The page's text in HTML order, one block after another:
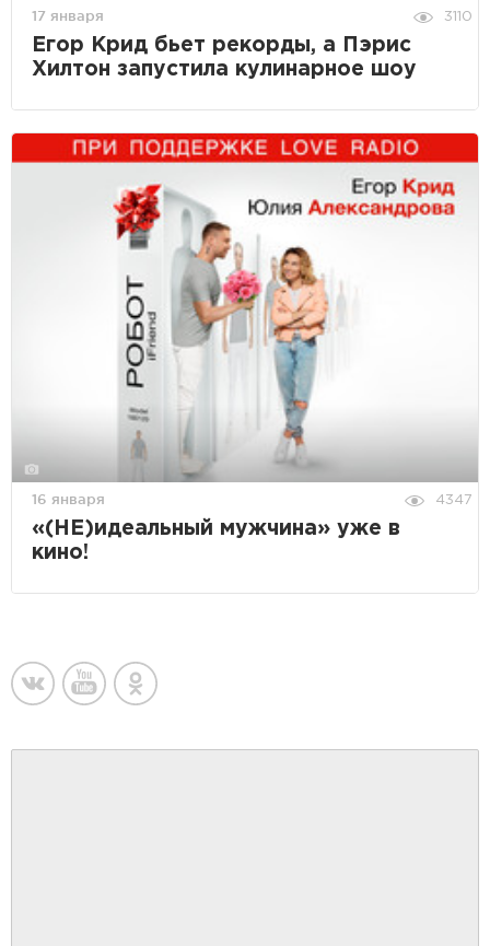
17 января 3110
Егор Крид бьет рекорды, а Пэрис
Хилтон запустила кулинарное шоу
16 января 4347
«(НЕ)идеальный мужчина» уже в
кино!